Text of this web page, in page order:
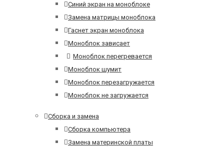
Синий экран на моноблоке
Замена матрицы моноблока
Гаснет экран моноблока
Моноблок зависает
Моноблок перегревается
Моноблок шумит
Моноблок перезагружается
Моноблок не загружается
Сборка и замена
Сборка компьютера
Замена материнской платы